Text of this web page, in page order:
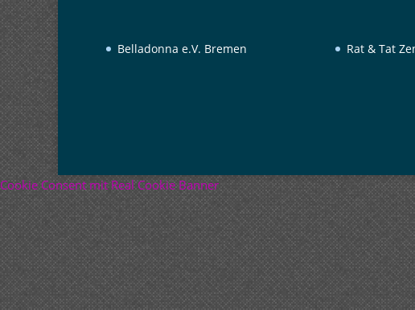
Belladonna e.V. Bremen Rat & Tat
Cookie Consent mit Real Cookie Banner